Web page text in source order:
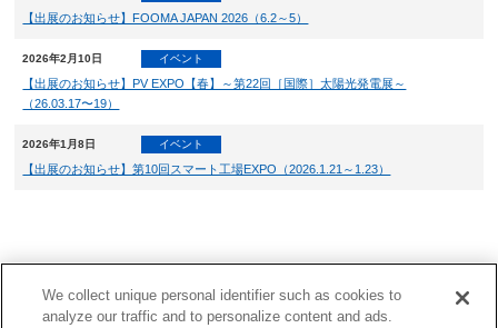
【出展のお知らせ】FOOMA JAPAN 2026（6.2～5）
2026年2月10日 イベント
【出展のお知らせ】PV EXPO【春】～第22回［国際］太陽光発電展～
（26.03.17〜19）
2026年1月8日 イベント
【出展のお知らせ】第10回スマート工場EXPO（2026.1.21～1.23）
We collect unique personal identifier such as cookies to
analyze our traffic and to personalize content and ads.